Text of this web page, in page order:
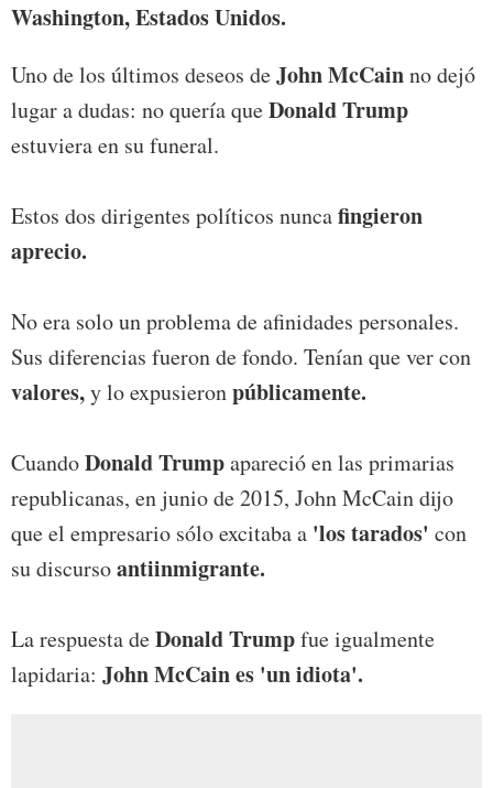
Washington, Estados Unidos.
Uno de los últimos deseos deJohn McCainno dejó
lugar a dudas: no quería queDonald Trump
estuviera en su funeral.
Estos dos dirigentes políticos nuncafingieron
aprecio.
No era solo un problema de afinidades personales.
Sus diferencias fueron de fondo. Tenían que ver con
valores,y lo expusieronpúblicamente.
CuandoDonald Trumpapareció en las primarias
republicanas, en junio de 2015, John McCain dijo
que el empresario sólo excitaba a 'los tarados' con
su discursoantiinmigrante.
La respuesta deDonald Trumpfue igualmente
lapidaria: John McCain es 'un idiota'.